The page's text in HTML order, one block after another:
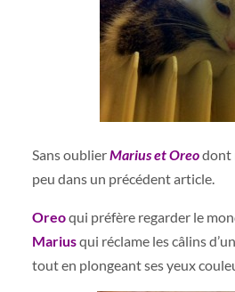
Sans oublierMarius et Oreodont
peu dans un précédent article.
Oreoqui préfère regarder le
Mariusqui réclame les câlins
tout en plongeant ses yeux